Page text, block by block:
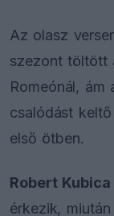
Az olasz
szezont töltött
Romeónál, ám
csalódást
első ötben.
Robert Kubica
érkezik,